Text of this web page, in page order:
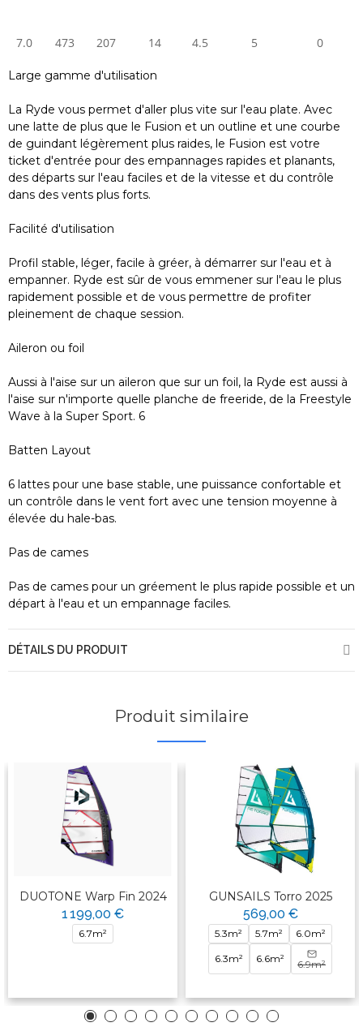
7.0 473 207 14 4.5 5 0
Large gamme d'utilisation
La Ryde vous permet d'aller plus vite sur l'eau plate. Avec
une latte de plus que le Fusion et un outline et une courbe
de guindant légèrement plus raides, le Fusion est votre
ticket d'entrée pour des empannages rapides et planants,
des départs sur l'eau faciles et de la vitesse et du contrôle
dans des vents plus forts.
Facilité d'utilisation
Profil stable, léger, facile à gréer, à démarrer sur l'eau et à
empanner. Ryde est sûr de vous emmener sur l'eau le plus
rapidement possible et de vous permettre de profiter
pleinement de chaque session.
Aileron ou foil
Aussi à l'aise sur un aileron que sur un foil, la Ryde est aussi à
l'aise sur n'importe quelle planche de freeride, de la Freestyle
Wave à la Super Sport. 6
Batten Layout
6 lattes pour une base stable, une puissance confortable et
un contrôle dans le vent fort avec une tension moyenne à
élevée du hale-bas.
Pas de cames
Pas de cames pour un gréement le plus rapide possible et un
départ à l'eau et un empannage faciles.
DÉTAILS DU PRODUIT
Produit similaire
DUOTONE Warp Fin 2024
1 199,00 €
6.7m²
GUNSAILS Torro 2025
569,00 €
5.3m² 5.7m² 6.0m²
6.3m² 6.6m² 6.9m²